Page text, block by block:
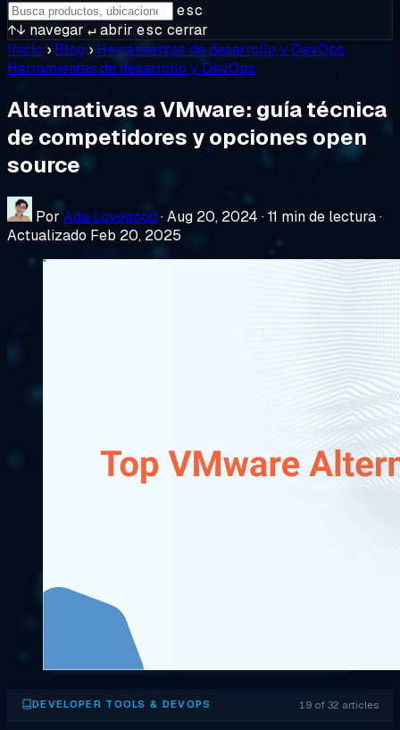
esc
↑↓ navegar ↵abrir esc cerrar
Inicio › Blog › Herramientas de desarrollo y DevOps
Herramientas de desarrollo y DevOps
Alternativas a VMware: guía técnica
de competidores y opciones open
source
Por Ada Lovegood ·Aug 20, 2024 ·11 min de lectura·
Actualizado Feb 20, 2025
DEVELOPER TOOLS & DEVOPS 19 of 32 articles